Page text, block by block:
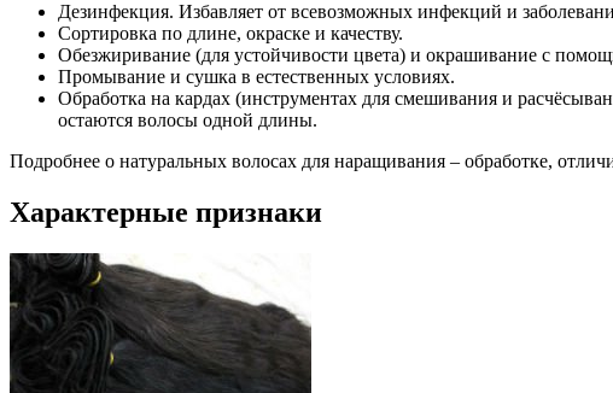
Дезинфекция. Избавляет от всевозможных инфекций и
Сортировка по длине, окраске и качеству.
Обезжиривание (для устойчивости цвета) и окрашивание с
Промывание и сушка в естественных условиях.
Обработка на кардах (инструментах для смешивания и
остаются волосы одной длины.
Подробнее о натуральных волосах для наращивания – обработке,
Характерные признаки